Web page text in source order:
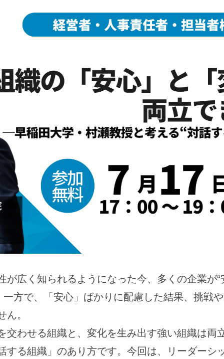
が広く知られるようになった今、多くの企業が“
一方で、「安心」ばかりに配慮した結果、挑戦
ん。
交わせる組織と、変化を生み出す強い組織は両
する組織」のあり方です。今回は、リーダーシ